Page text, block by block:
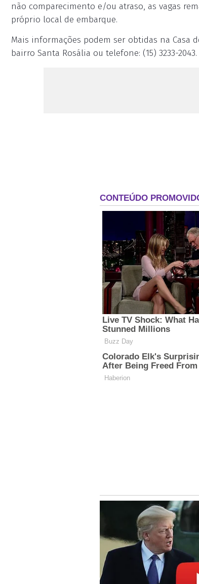
não comparecimento e/ou atraso, as vagas
próprio local de embarque.
Mais informações podem ser obtidas na Casa
bairro Santa Rosália ou telefone: (15) 3233-2043.